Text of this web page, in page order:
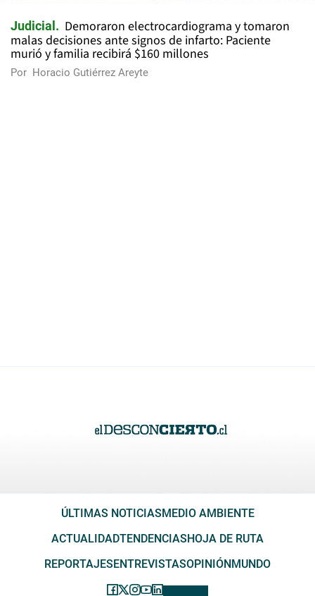
Judicial
Demoraron electrocardiograma y tomaron
malas decisiones ante signos de infarto: Paciente
murió y familia recibirá $160 millones
Por Horacio Gutiérrez Areyte
ÚLTIMAS NOTICIASMEDIO AMBIENTE
ACTUALIDADTENDENCIASHOJA DE RUTA
REPORTAJESENTREVISTASOPINIÓNMUNDO